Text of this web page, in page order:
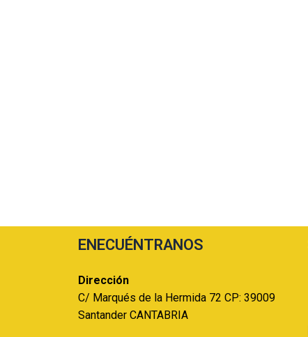
ENECUÉNTRANOS
Dirección
C/ Marqués de la Hermida 72 CP: 39009
Santander CANTABRIA